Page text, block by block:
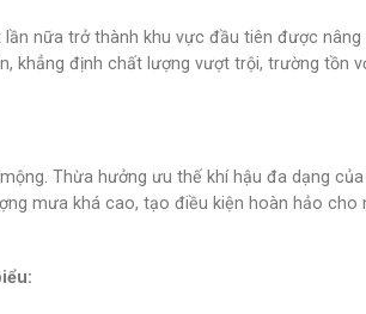
nữa trở thành khu vực đầu tiên được nâng
khẳng định chất lượng vượt trội, trường tồn
Thừa hưởng ưu thế khí hậu đa dạng
mưa khá cao, tạo điều kiện hoàn hảo